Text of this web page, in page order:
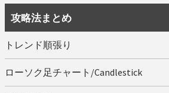
攻略法まとめ
トレンド順張り
ローソク足チャート/Candlestick